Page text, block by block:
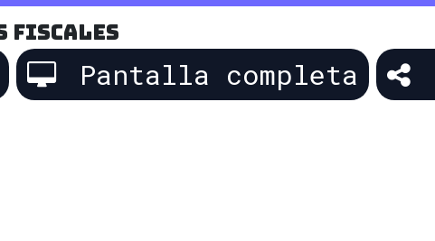
fiscales
Pantalla completa